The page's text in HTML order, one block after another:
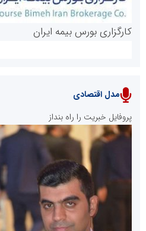
پایگاه خبری نهضت ملی مسکن
کارگزاری بورس بیمه ایران
سازمان بورس و اوراق بهادار
مرجع اخبار موثق در بازارسرمایه
مدل اقتصادی
پروفایل خبریت را راه بنداز